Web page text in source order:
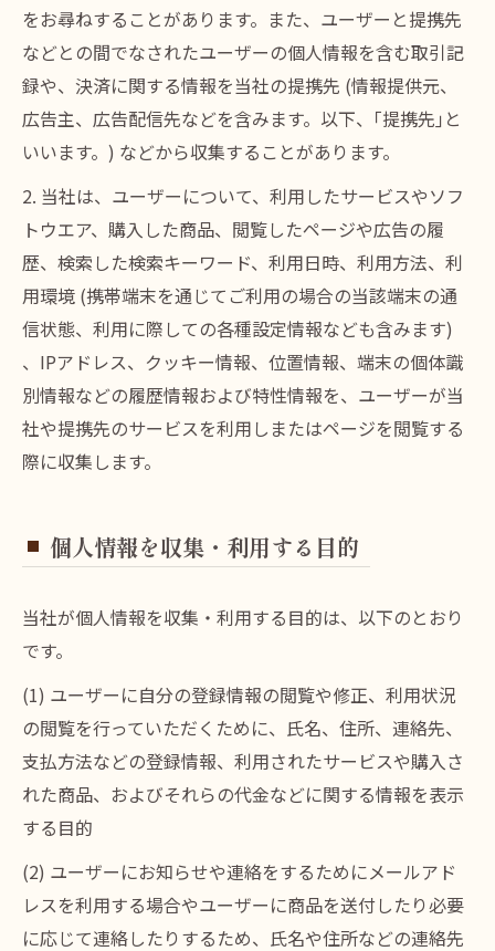
をお尋ねすることがあります。また、ユーザーと提携先
などとの間でなされたユーザーの個人情報を含む取引記
録や、決済に関する情報を当社の提携先 (情報提供元、
広告主、広告配信先などを含みます。以下、｢提携先｣と
いいます。) などから収集することがあります。
2. 当社は、ユーザーについて、利用したサービスやソフ
トウエア、購入した商品、閲覧したページや広告の履
歴、検索した検索キーワード、利用日時、利用方法、利
用環境 (携帯端末を通じてご利用の場合の当該端末の通
信状態、利用に際しての各種設定情報なども含みます)
、IPアドレス、クッキー情報、位置情報、端末の個体識
別情報などの履歴情報および特性情報を、ユーザーが当
社や提携先のサービスを利用しまたはページを閲覧する
際に収集します。
個人情報を収集・利用する目的
当社が個人情報を収集・利用する目的は、以下のとおり
です。
(1) ユーザーに自分の登録情報の閲覧や修正、利用状況
の閲覧を行っていただくために、氏名、住所、連絡先、
支払方法などの登録情報、利用されたサービスや購入さ
れた商品、およびそれらの代金などに関する情報を表示
する目的
(2) ユーザーにお知らせや連絡をするためにメールアド
レスを利用する場合やユーザーに商品を送付したり必要
に応じて連絡したりするため、氏名や住所などの連絡先